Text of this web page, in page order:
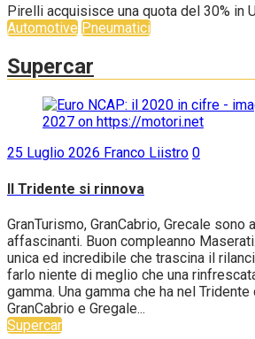
Pirelli acquisisce una quota del 30% in
Automotive Pneumatici
Supercar
25 Luglio 2026 Franco Liistro 0
Il Tridente si rinnova
GranTurismo, GranCabrio, Grecale sono
affascinanti. Buon compleanno
unica ed incredibile che trascina il
farlo niente di meglio che una
gamma. Una gamma che ha nel
GranCabrio e Gregale...
Supercar